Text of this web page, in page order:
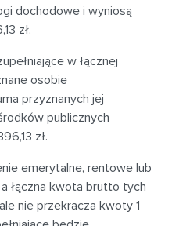
dochodowe i wyniosą
zł.
w łącznej
osobie
przyznanych jej
publicznych
zł.
emerytalne, rentowe lub
łączna kwota brutto tych
nie przekracza kwoty 1